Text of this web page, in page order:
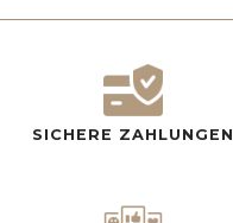
SICHERE ZAHLUNGEN